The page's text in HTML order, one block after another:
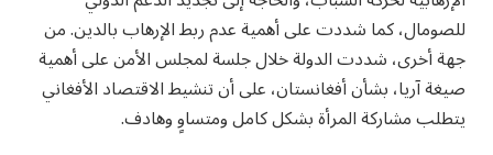
للصومال، كما شددت على أهمية عدم ربط الإرهاب بالدين. من
جهة أخرى، شددت الدولة خلال جلسة لمجلس الأمن على أهمية
صيغة آريا، بشأن أفغانستان، على أن تنشيط الاقتصاد الأفغاني
يتطلب مشاركة المرأة بشكل كامل ومتساوٍ وهادف.